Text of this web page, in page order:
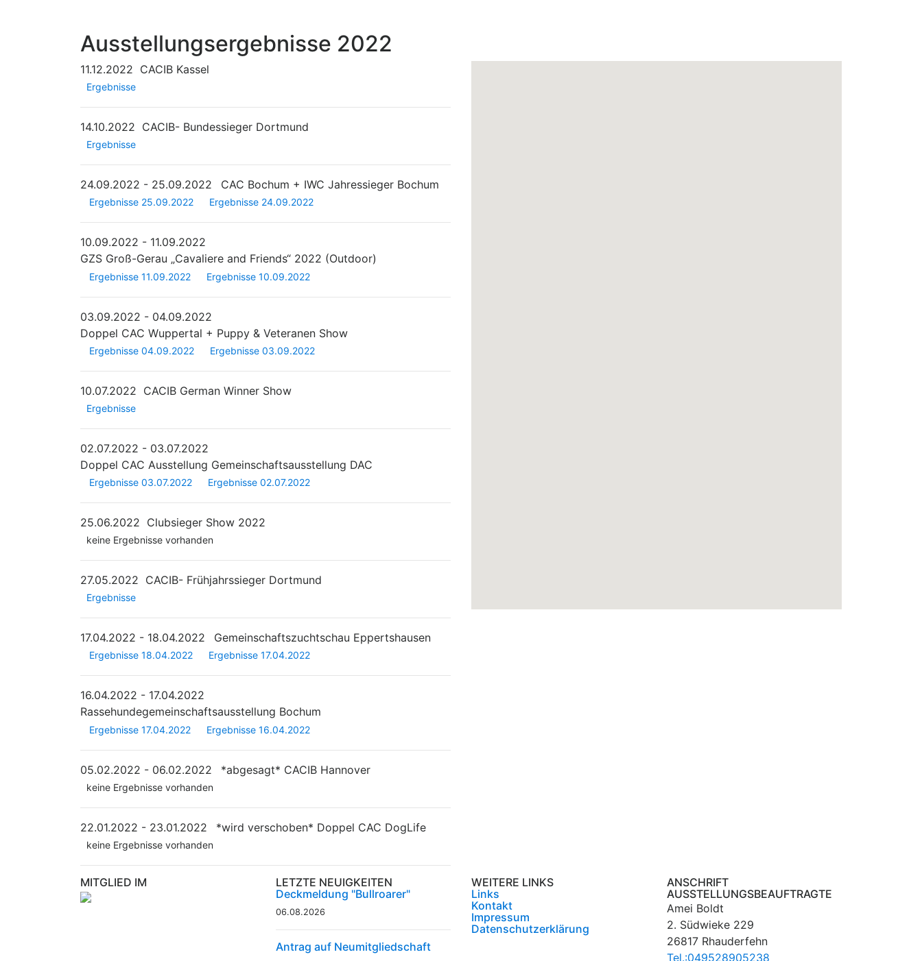
Ausstellungsergebnisse 2022
11.12.2022 CACIB Kassel
Ergebnisse
14.10.2022 CACIB- Bundessieger Dortmund
Ergebnisse
24.09.2022 - 25.09.2022 CAC Bochum + IWC Jahressieger Bochum
Ergebnisse 25.09.2022 Ergebnisse 24.09.2022
10.09.2022 - 11.09.2022
GZS Groß-Gerau „Cavaliere and Friends“ 2022 (Outdoor)
Ergebnisse 11.09.2022 Ergebnisse 10.09.2022
03.09.2022 - 04.09.2022
Doppel CAC Wuppertal + Puppy & Veteranen Show
Ergebnisse 04.09.2022 Ergebnisse 03.09.2022
10.07.2022 CACIB German Winner Show
Ergebnisse
02.07.2022 - 03.07.2022
Doppel CAC Ausstellung Gemeinschaftsausstellung DAC
Ergebnisse 03.07.2022 Ergebnisse 02.07.2022
25.06.2022 Clubsieger Show 2022
keine Ergebnisse vorhanden
27.05.2022 CACIB- Frühjahrssieger Dortmund
Ergebnisse
17.04.2022 - 18.04.2022 Gemeinschaftszuchtschau Eppertshausen
Ergebnisse 18.04.2022 Ergebnisse 17.04.2022
16.04.2022 - 17.04.2022
Rassehundegemeinschaftsausstellung Bochum
Ergebnisse 17.04.2022 Ergebnisse 16.04.2022
05.02.2022 - 06.02.2022 *abgesagt* CACIB Hannover
keine Ergebnisse vorhanden
22.01.2022 - 23.01.2022 *wird verschoben* Doppel CAC DogLife
keine Ergebnisse vorhanden
MITGLIED IM
LETZTE NEUIGKEITEN
Deckmeldung "Bullroarer"
06.08.2026
Antrag auf Neumitgliedschaft
WEITERE LINKS
Links
Kontakt
Impressum
Datenschutzerklärung
ANSCHRIFT
AUSSTELLUNGSBEAUFTRAGTE
Amei Boldt
2. Südwieke 229
26817 Rhauderfehn
Tel.:049528905238